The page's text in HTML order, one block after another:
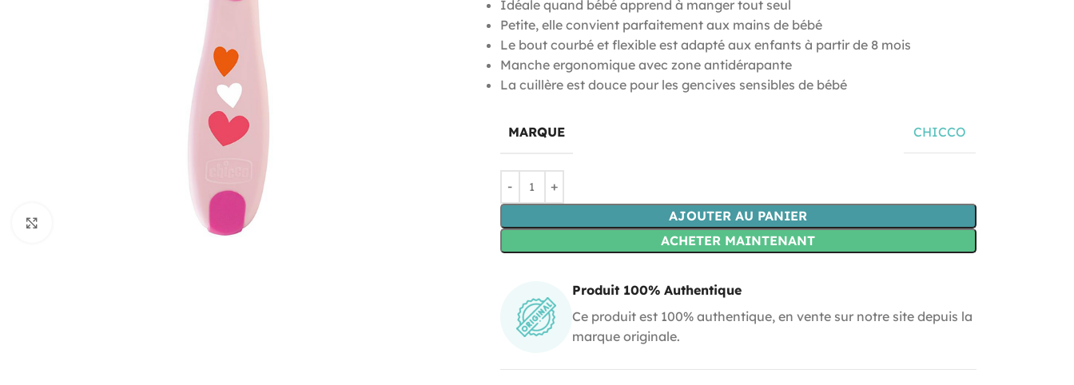
Idéale quand bébé apprend à manger tout seul
Petite, elle convient parfaitement aux mains de bébé
Le bout courbé et flexible est adapté aux enfants à partir de 8 mois
Manche ergonomique avec zone antidérapante
La cuillère est douce pour les gencives sensibles de bébé
MARQUE CHICCO
AJOUTER AU PANIER
ACHETER MAINTENANT
Produit 100% Authentique
Ce produit est 100% authentique, en vente sur notre site depuis la
marque originale.